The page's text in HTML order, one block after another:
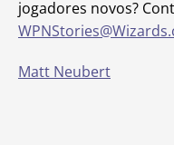
jogadores novos?
Matt Neubert